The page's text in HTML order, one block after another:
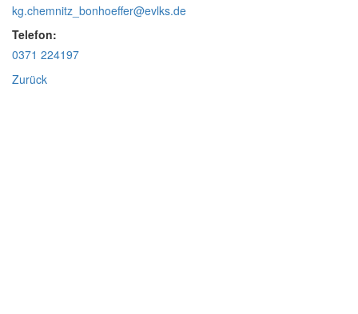
kg.chemnitz_bonhoeffer@evlks.de
Telefon:
0371 224197
Zurück